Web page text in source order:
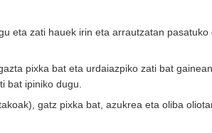
eta zati hauek irin eta arrautzatan pasatuko
pixka bat eta urdaiazpiko zati bat
bat ipiniko dugu.
gatz pixka bat, azukrea eta oliba